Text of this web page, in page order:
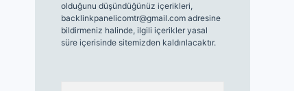
olduğunu düşündüğünüz içerikleri,
backlinkpanelicomtr@gmail.comadresine
bildirmeniz halinde, ilgili içerikler yasal
süre içerisinde sitemizden kaldırılacaktır.